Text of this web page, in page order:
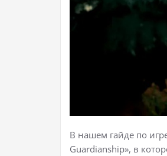
В нашем гайде по
Guardianship», в